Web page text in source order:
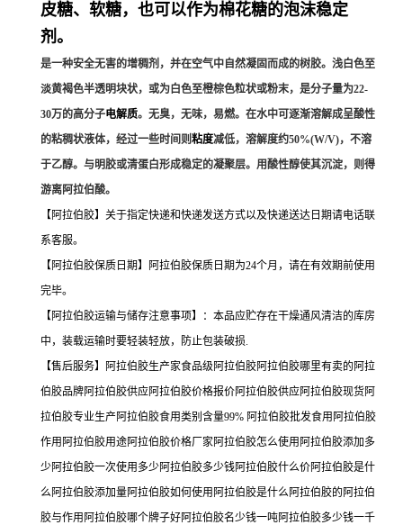
皮糖、软糖，也可以作为棉花糖的泡沫稳定
剂。
是一种安全无害的增稠剂 ，并在空气中自然凝固而成的树胶。浅白色至
淡黄褐色半透明块状，或为白色至橙棕色粒状或粉末，是分子量为22-
30万的高分子电解质。无臭，无味，易燃。在水中可逐渐溶解成呈酸性
的粘稠状液体，经过一些时间则粘度减低，溶解度约50%(W/V)，不溶
于乙醇。与明胶或清蛋白形成稳定的凝聚层。用酸性醇使其沉淀，则得
游离阿拉伯酸。
【阿拉伯胶】关于指定快递和快递发送方式以及快递送达日期请电话联
系客服。
【阿拉伯胶保质日期】阿拉伯胶保质日期为24个月，请在有效期前使用
完毕。
【阿拉伯胶运输与储存注意事项】：本品应贮存在干燥通风清洁的库房
中，装载运输时要轻装轻放，防止包装破损.
【售后服务】阿拉伯胶生产家食品级阿拉伯胶阿拉伯胶哪里有卖的阿拉
伯胶品牌阿拉伯胶供应阿拉伯胶价格报价阿拉伯胶供应阿拉伯胶现货阿
拉伯胶专业生产阿拉伯胶食用类别含量99% 阿拉伯胶批发食用阿拉伯胶
作用阿拉伯胶用途阿拉伯胶价格厂家阿拉伯胶怎么使用阿拉伯胶添加多
少阿拉伯胶一次使用多少阿拉伯胶多少钱阿拉伯胶什么价阿拉伯胶是什
么阿拉伯胶添加量阿拉伯胶如何使用阿拉伯胶是什么阿拉伯胶的阿拉伯
胶与作用阿拉伯胶哪个牌子好阿拉伯胶名少钱一吨阿拉伯胶多少钱一千